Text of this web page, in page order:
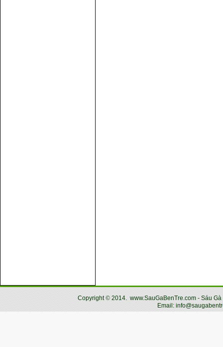
Copyright© 2014. www.SauGaBenTre.com - Sáu
Email: